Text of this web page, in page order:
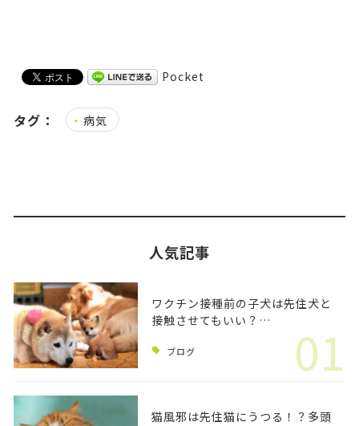
Pocket
タグ： 病気
人気記事
ワクチン接種前の子犬は先住犬と
接触させてもいい？…
ブログ 01
猫風邪は先住猫にうつる！？多頭